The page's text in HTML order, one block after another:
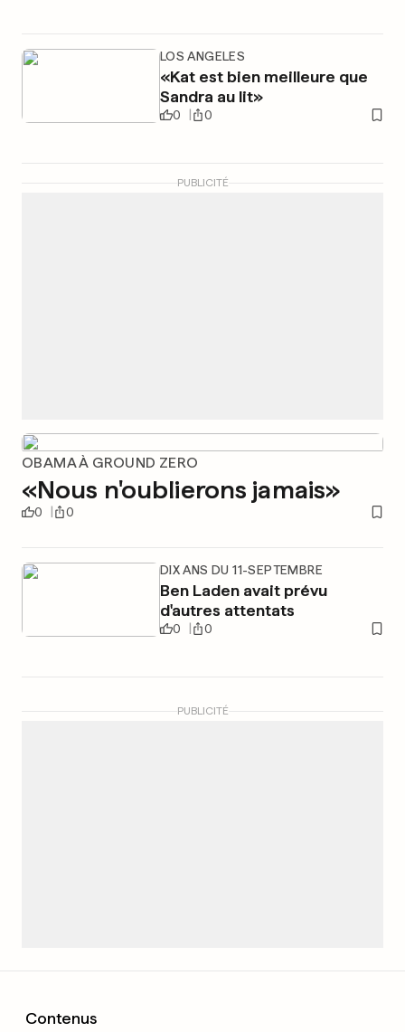
LOS ANGELES
«Kat est bien meilleure que
Sandra au lit»
0 0
PUBLICITÉ
OBAMA À GROUND ZERO
«Nous n'oublierons jamais»
0 0
DIX ANS DU 11-SEPTEMBRE
Ben Laden avait prévu
d'autres attentats
0 0
PUBLICITÉ
Contenus